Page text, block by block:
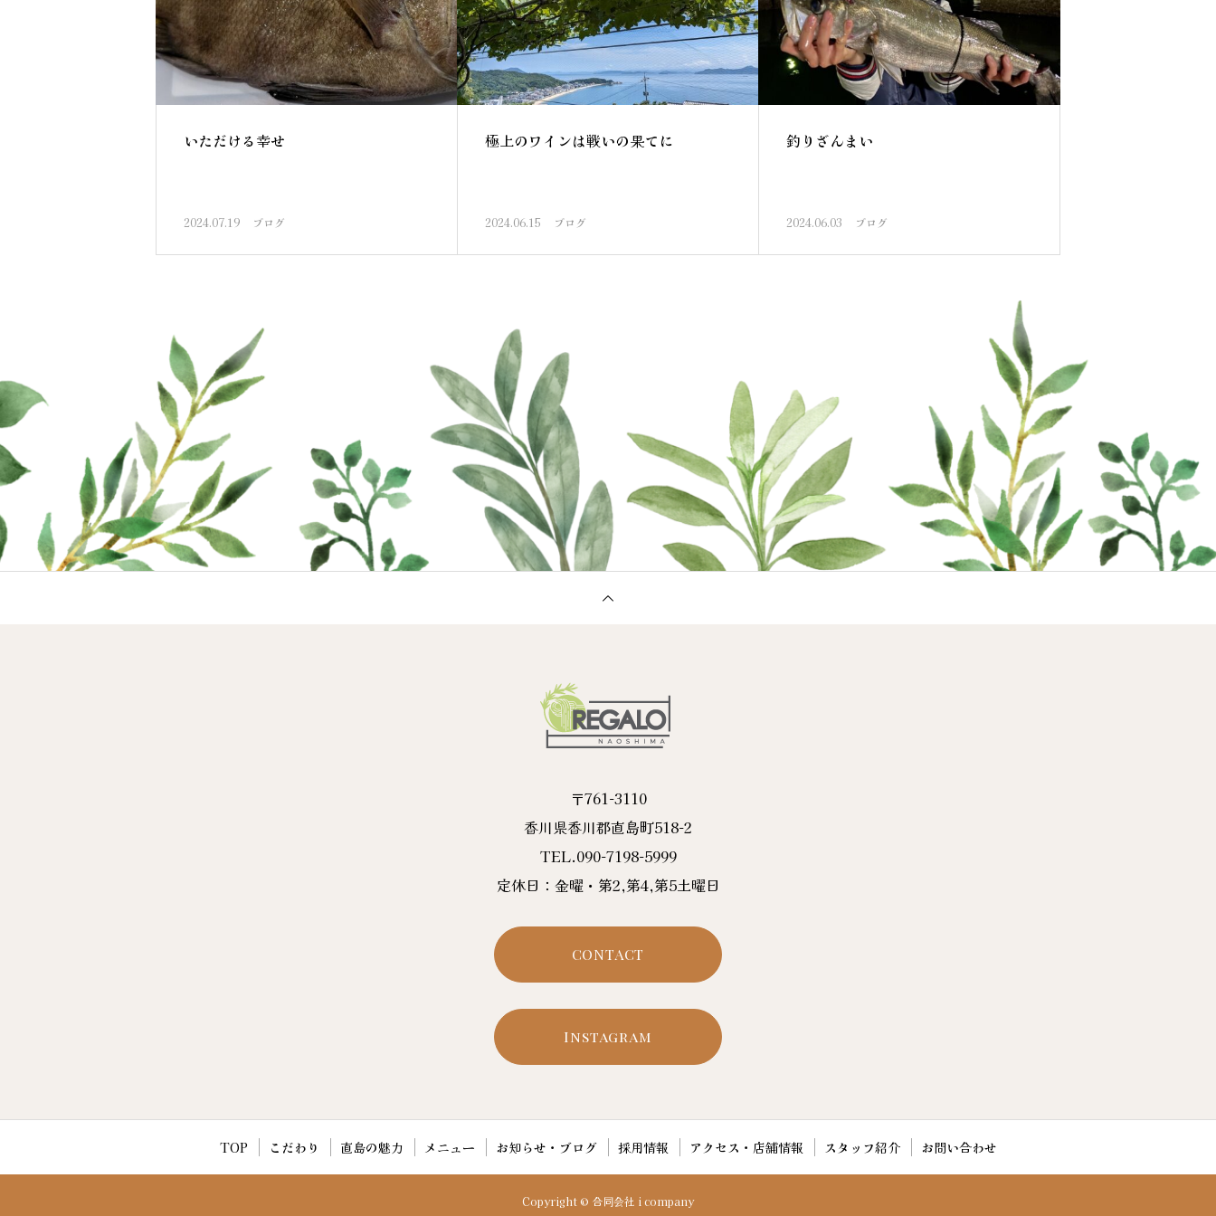
いただける幸せ
2024.07.19 ブログ
極上のワインは戦いの果てに
2024.06.15 ブログ
釣りざんまい
2024.06.03 ブログ
〒761-3110
香川県香川郡直島町518-2
TEL.090-7198-5999
定休日：金曜・第2,第4,第5土曜日
CONTACT
Instagram
TOP こだわり 直島の魅力 メニュー お知らせ・ブログ 採用情報 アクセス・店舗情報 スタッフ紹介 お問い合わせ
Copyright © 合同会社 i company